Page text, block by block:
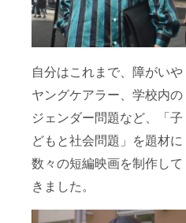
自分はこれまで、障がいや
ヤングケアラー、学校内の
ジェンダー問題など、「子
どもと社会問題」を題材に
数々の短編映画を制作して
きました。